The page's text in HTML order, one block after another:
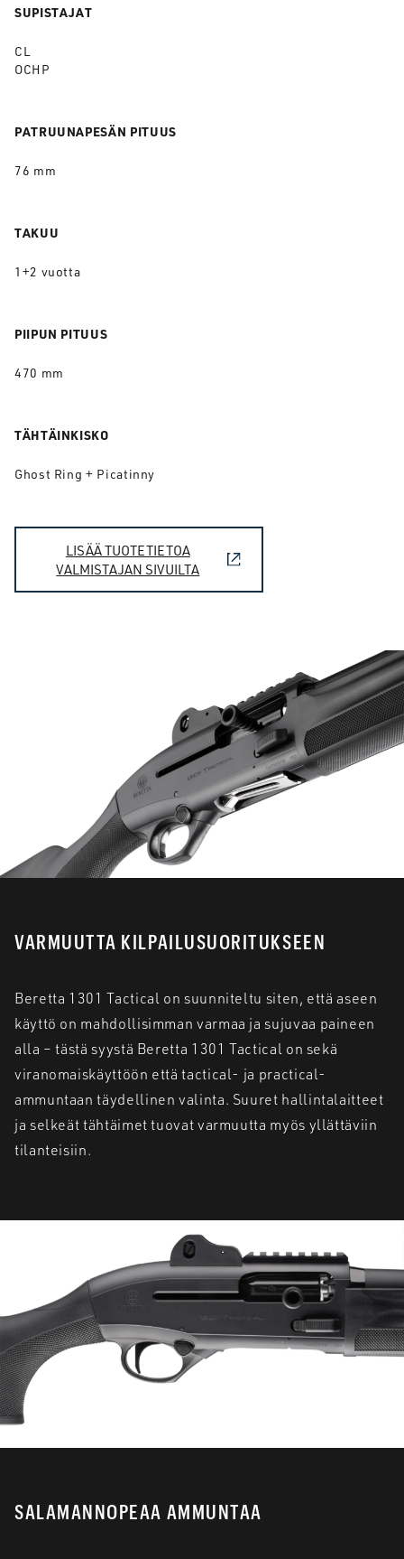
SUPISTAJAT
CL
OCHP
PATRUUNAPESÄN PITUUS
76 mm
TAKUU
1+2 vuotta
PIIPUN PITUUS
470 mm
TÄHTÄINKISKO
Ghost Ring + Picatinny
LISÄÄ TUOTETIETOA
VALMISTAJAN SIVUILTA
VARMUUTTA KILPAILUSUORITUKSEEN
Beretta 1301 Tactical on suunniteltu siten, että aseen
käyttö on mahdollisimman varmaa ja sujuvaa paineen
alla – tästä syystä Beretta 1301 Tactical on sekä
viranomaiskäyttöön että tactical- ja practical-
ammuntaan täydellinen valinta. Suuret hallintalaitteet
ja selkeät tähtäimet tuovat varmuutta myös yllättäviin
tilanteisiin.
SALAMANNOPEAA AMMUNTAA